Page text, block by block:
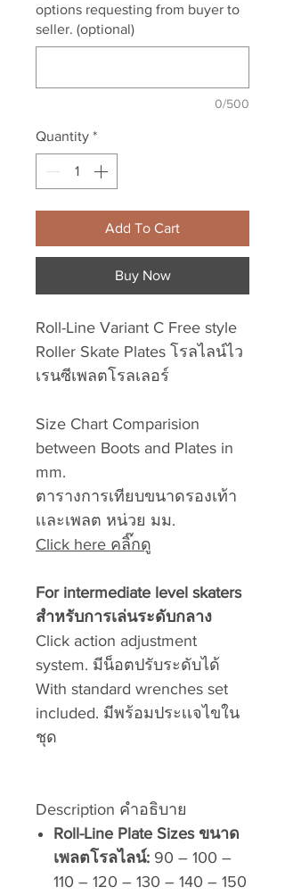
options requesting from buyer to
seller. (optional)
0/500
Quantity *
Add To Cart
Buy Now
Roll-Line Variant C Free style
Roller Skate Plates โรลไลน์ไว
เรนซีเพลตโรลเลอร์
Size Chart Comparision
between Boots and Plates in
mm.
ตารางการเทียบขนาดรองเท้า
เเละเพลต หน่วย มม.
Click here คลิ๊กดู
For intermediate level skaters
สำหรับการเล่นระดับกลาง
Click action adjustment
system. มีน็อตปรับระดับได้
With standard wrenches set
included. มีพร้อมประเเจไขใน
ชุด
Description คำอธิบาย
Roll-Line Plate Sizes ขนาด
เพลตโรลไลน์: 90 – 100 –
110 – 120 – 130 – 140 – 150